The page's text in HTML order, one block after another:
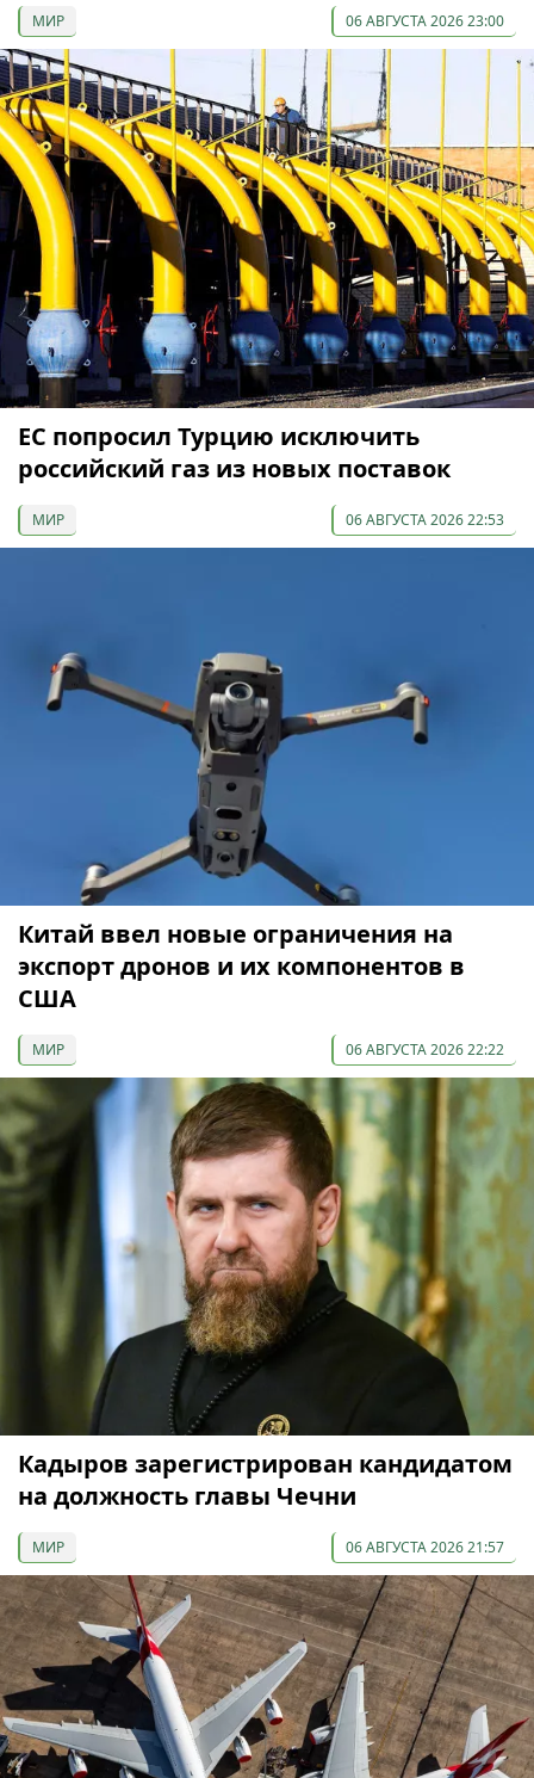
МИР 06 АВГУСТА 2026 23:00
ЕС попросил Турцию исключить
российский газ из новых поставок
МИР 06 АВГУСТА 2026 22:53
Китай ввел новые ограничения на
экспорт дронов и их компонентов в
США
МИР 06 АВГУСТА 2026 22:22
Кадыров зарегистрирован кандидатом
на должность главы Чечни
МИР 06 АВГУСТА 2026 21:57